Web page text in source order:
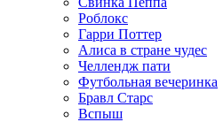
Роблокс
Гарри Поттер
Алиса в стране чудес
Челлендж пати
Футбольная вечеринка
Бравл Старс
Вспыш